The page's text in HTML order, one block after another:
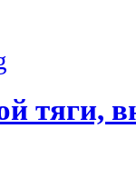
тяги,